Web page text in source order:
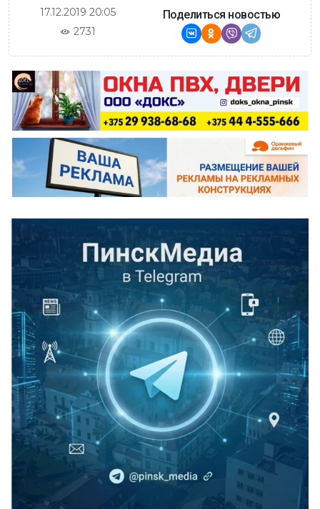
17.12.2019 20:05
2731
Поделиться новостью